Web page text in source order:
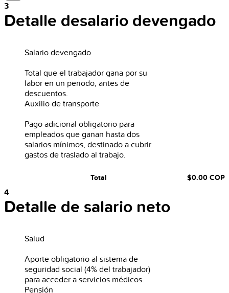
3
Detalle desalario devengado
Salario devengado
Total que el trabajador gana por su
labor en un periodo, antes de
descuentos.
Auxilio de transporte
Pago adicional obligatorio para
empleados que ganan hasta dos
salarios mínimos, destinado a cubrir
gastos de traslado al trabajo.
Total $0.00 COP
4
Detalle de salario neto
Salud
Aporte obligatorio al sistema de
seguridad social (4% del trabajador)
para acceder a servicios médicos.
Pensión